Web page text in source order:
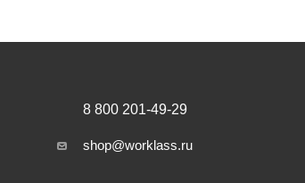
8 800 201-49-29
shop@worklass.ru